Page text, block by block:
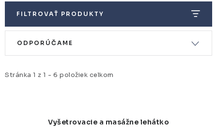
FILTROVAŤ PRODUKTY
i
Stránka 1 z 1 - 6 položiek celkom
e
ODPORÚČAME
Vyšetrovacie a masážne lehátko